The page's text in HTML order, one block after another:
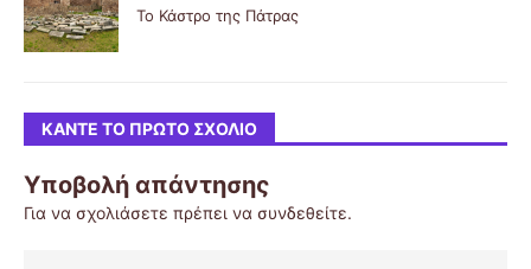
Το Κάστρο της Πάτρας
ΚΆΝΤΕ ΤΟ ΠΡΏΤΟ ΣΧΌΛΙΟ
Υποβολή απάντησης
Για να σχολιάσετε πρέπει να συνδεθείτε.